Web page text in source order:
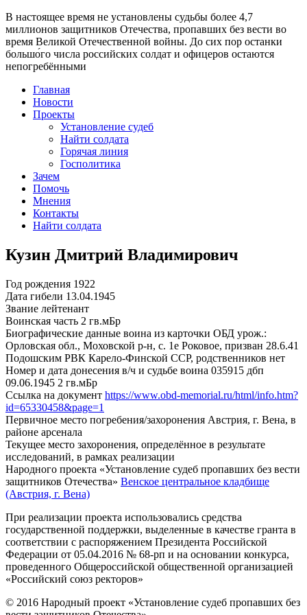
В настоящее время не установлены судьбы более 4,7
миллионов защитников Отечества, пропавших без вести во
время Великой Отечественной войны. До сих пор останки
большо́го числа российских солдат и офицеров остаются
непогребёнными
Главная
Новости
Проекты
Установление судеб
Найти солдата
Горячая линия
Госполитика
Зачем
Помочь
Мнения
Контакты
Найти солдата
Кузин Дмитрий Владимирович
Год рождения 1922
Дата гибели 13.04.1945
Звание лейтенант
Воинская часть 2 гв.мБр
Биографические данные воина из карточки ОБД урож.:
Орловская обл., Моховской р-н, с. 1е Роковое, призван 28.6.41
Подошским РВК Карело-Финской ССР, родственников нет
Номер и дата донесения в/ч и судьбе воина 035915 дбп
09.06.1945 2 гв.мБр
Ссылка на документ https://www.obd-memorial.ru/html/info.htm?
id=65330458&page=1
Первичное место погребения/захоронения Австрия, г. Вена, в
районе арсенала
Текущее место захоронения, определённое в результате
исследований, в рамках реализации
Народного проекта «Установление судеб пропавших без вести
защитников Отечества» Венское центральное кладбище
(Австрия, г. Вена)
При реализации проекта использовались средства
государственной поддержки, выделенные в качестве гранта в
соответствии с распоряжением Президента Российской
Федерации от 05.04.2016 № 68-рп и на основании конкурса,
проведенного Общероссийской общественной организацией
«Российский союз ректоров»
© 2016 Народный проект «Установление судеб пропавших без